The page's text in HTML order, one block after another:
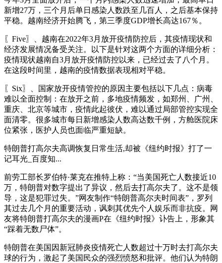
新增27万，三个月后单日感染人数跌至几百人，之后基本保持
平稳。越南经济开始腾飞，第三季度GDP增长高达167％。
〖Five〗、越南在2022年3月放开疫情防控后，其疫情现状和
经济发展情况备受关注。以下是针对这两个方面的详细分析：
疫情现状越南自3月放开疫情防控以来，已经过去了八个月。
在这段时间里，越南的疫情数据表现相对平稳。
〖Six〗、国家放开疫情管控的原因主要包括以下几点：病毒
难以全面控制：在放开之前，多地疫情频发，如郑州、广州、
重庆、北京等城市，疫情此起彼伏，难以通过局部管控实现全
面清零。很多城市每日新增感染人数高达数千例，方舱医院床
位紧张，医护人员也面临严重短缺。
特朗普打高尔夫高调恢复日常生活,却被《纽约时报》打了一
记耳光_百度知...
前劳工部长罗伯特·莱克在推特上称：“当美国死亡人数接近10
万，特朗普对数字提出了异议，然后去打高尔夫了。这不是领
导，这是犯罪过失。”网友制作“特朗普高尔夫时间表”，罗列
其过去几个月的重要活动，讽刺其优先个人娱乐而非抗疫。网
友将特朗普打高尔夫的漫画P在《纽约时报》讣告上，形象其
“踩着无数尸体”。
特朗普在美国因新冠肺炎疫情死亡人数超过十万时去打高尔夫
球的行为，激起了美国民众的强烈愤怒和批评。他们认为特朗